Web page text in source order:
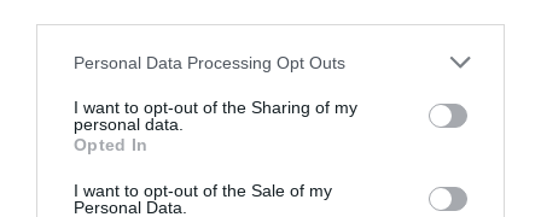
Personal Data Processing Opt Outs
I want to opt-out of the Sharing of my
personal data.
Opted In
I want to opt-out of the Sale of my
Personal Data.